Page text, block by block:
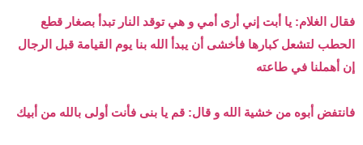
فقال الغلام: يا أبت إني أرى أمي و هي توقد النار تبدأ بصغار قطع
الحطب لتشعل كبارها فأخشى أن يبدأ الله بنا يوم القيامة قبل الرجال
إن أهملنا في طاعته
فانتفض أبوه من خشية الله و قال: قم يا بنى فأنت أولى بالله من أبيك